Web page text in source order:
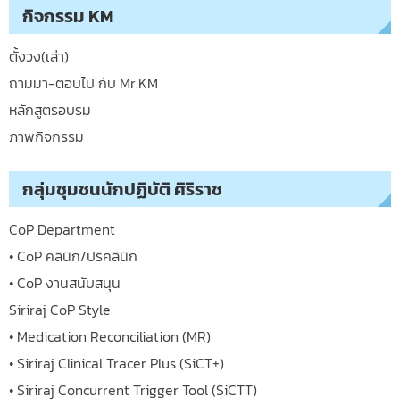
กิจกรรม KM
ตั้งวง(เล่า)
ถามมา-ตอบไป กับ Mr.KM
หลักสูตรอบรม
ภาพกิจกรรม
กลุ่มชุมชนนักปฏิบัติ ศิริราช
CoP Department
• CoP คลินิก/ปริคลินิก
• CoP งานสนับสนุน
Siriraj CoP Style
• Medication Reconciliation (MR)
• Siriraj Clinical Tracer Plus (SiCT+)
• Siriraj Concurrent Trigger Tool (SiCTT)